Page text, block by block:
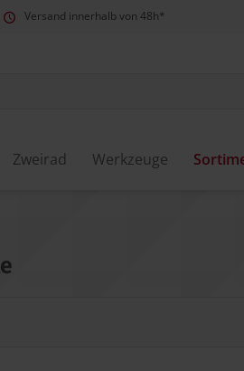
Versand innerhalb von 48h*
Zweirad Werkzeuge